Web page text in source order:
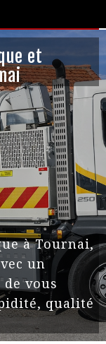
et
à Tournai,
un
vous
qualité